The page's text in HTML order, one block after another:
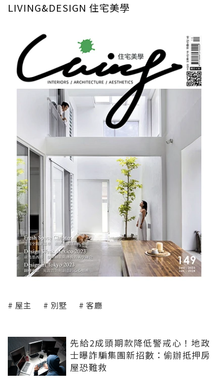
LIVING&DESIGN 住宅美學
屋主 別墅 客廳
先給2成頭期款降低警戒心！地政
士曝詐騙集團新招數：偷辦抵押房
屋恐難救